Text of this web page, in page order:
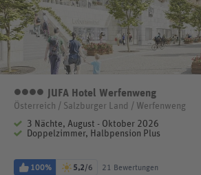
4 Sterne
JUFA Hotel Werfenweng
Österreich / Salzburger Land / Werfenweng
3 Nächte, August - Oktober 2026
Doppelzimmer, Halbpension Plus
100% 5,2/6 21 Bewertungen